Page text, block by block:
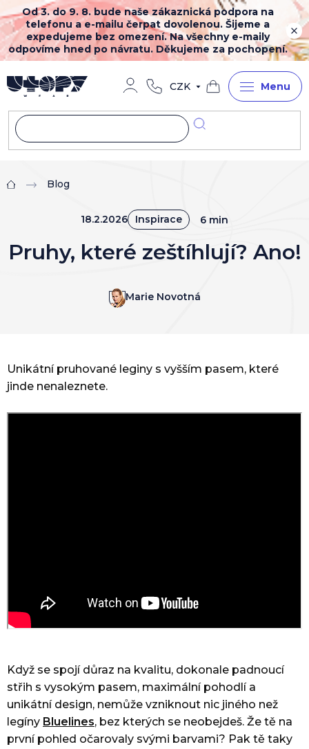
Přejít
na
obsah
Od 3. do 9. 8. bude naše zákaznická podpora na
telefonu a e-mailu čerpat dovolenou. Šijeme a
expedujeme bez omezení. Na všechny e-maily
odpovíme hned po návratu. Děkujeme za pochopení.
CZK
Nákupní
košík
Domů Blog
Unikátní pruhované leginy s vyšším pasem, které
jinde nenaleznete.
Když se spojí důraz na kvalitu, dokonale padnoucí
střih s vysokým pasem, maximální pohodlí a
unikátní design, nemůže vzniknout nic jiného než
legíny Bluelines, bez kterých se neobejdeš. Že tě na
první pohled očarovaly svými barvami? Pak tě taky
Pruhy, které zeštíhlují? Ano!
18.2.2026 Inspirace 6 min
Marie Novotná